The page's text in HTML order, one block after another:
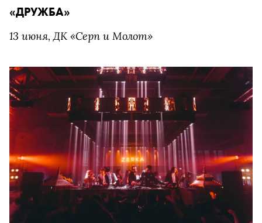
«ДРУЖБА»
13 июня, ДК «Серп и Молот»